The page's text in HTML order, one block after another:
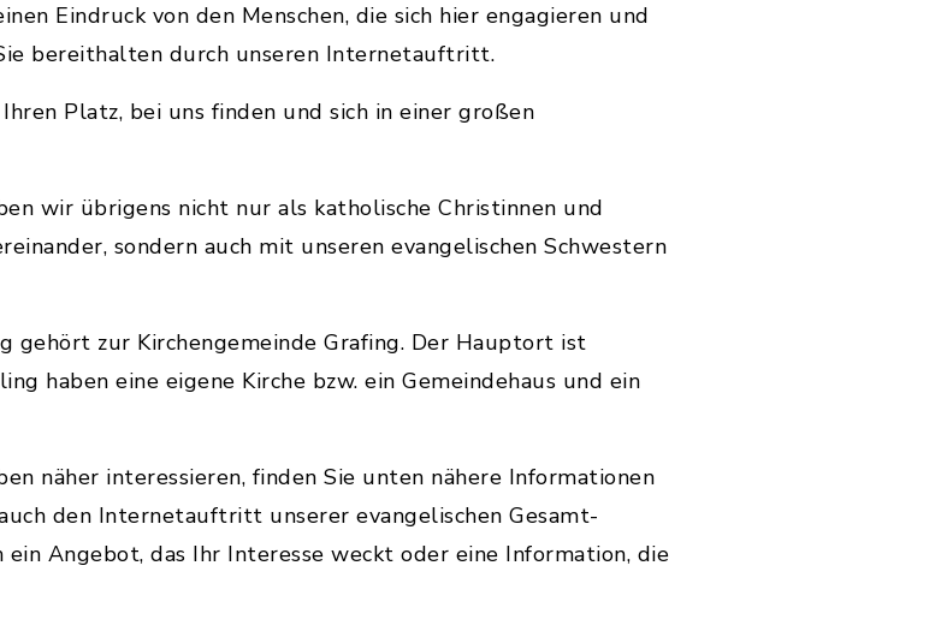
Eindruck von den Menschen, die sich hier engagieren und
bereithalten durch unseren Internetauftritt.
Platz, bei uns finden und sich in einer großen
wir übrigens nicht nur als katholische Christinnen und
sondern auch mit unseren evangelischen Schwestern
gehört zur Kirchengemeinde Grafing. Der Hauptort ist
haben eine eigene Kirche bzw. ein Gemeindehaus und ein
näher interessieren, finden Sie unten nähere Informationen
den Internetauftritt unserer evangelischen Gesamt-
Angebot, das Ihr Interesse weckt oder eine Information, die